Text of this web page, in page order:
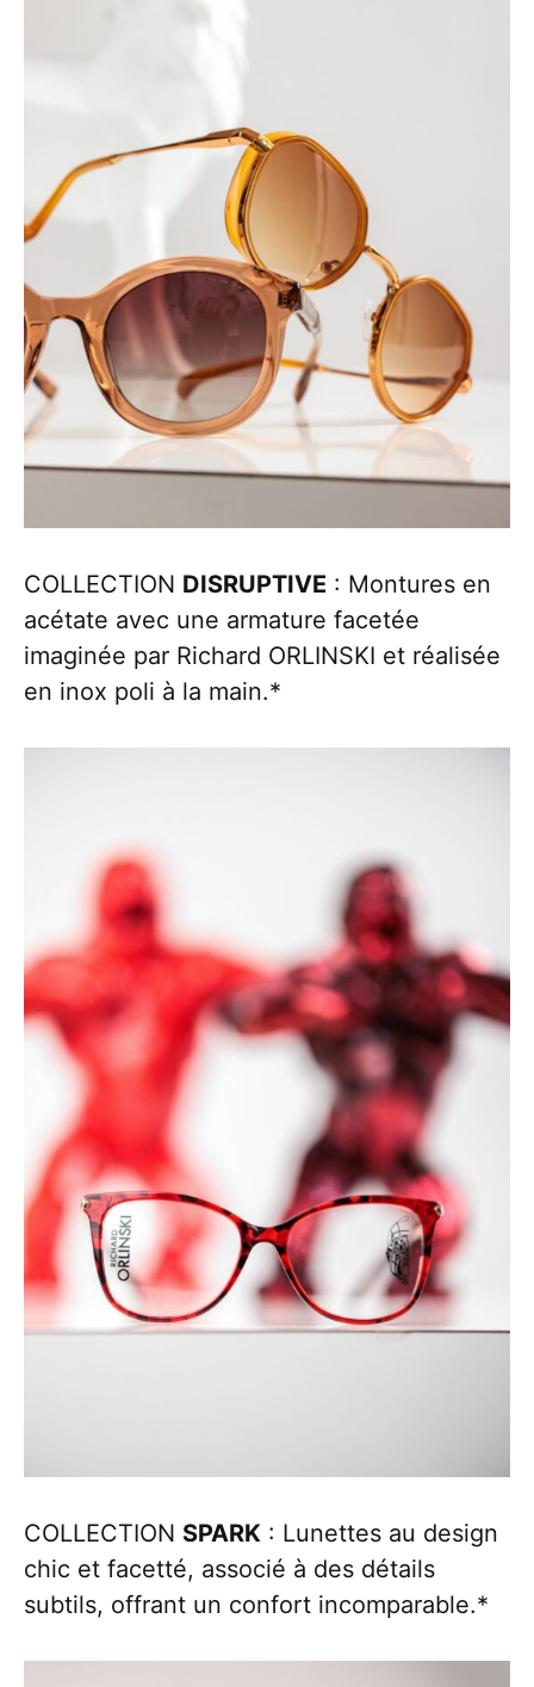
COLLECTION DISRUPTIVE : Montures en
acétate avec une armature facetée
imaginée par Richard ORLINSKI et réalisée
en inox poli à la main.*
COLLECTION SPARK : Lunettes au design
chic et facetté, associé à des détails
subtils, offrant un confort incomparable.*